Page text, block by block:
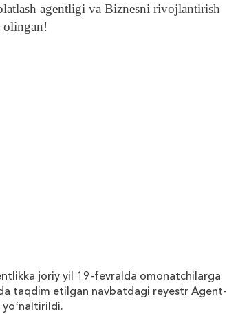
agentligi va Biznesni rivojlantirish
olingan!
joriy yil 19-fevralda omonatchilarga
taqdim etilgan navbatdagi reyestr Agent-